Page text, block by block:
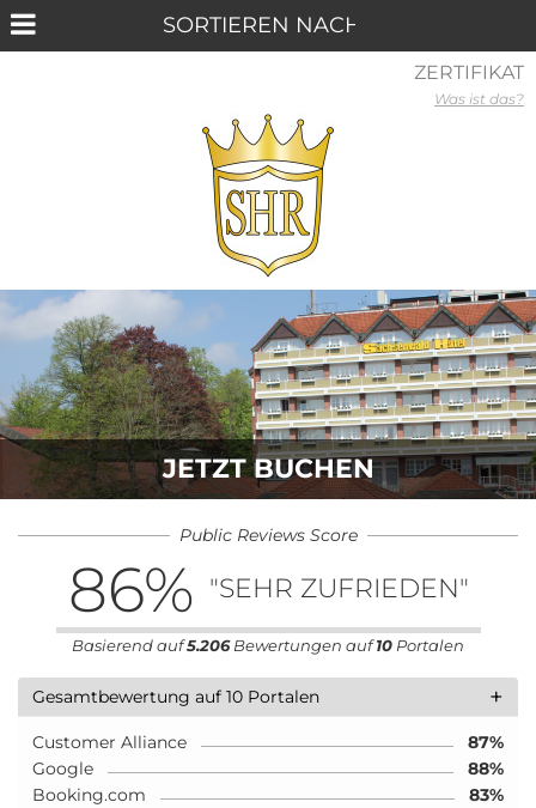
JETZT BUCHEN
Public Reviews Score
86% "SEHR ZUFRIEDEN"
Basierend auf5.206Bewertungen auf10 Portalen
+
Gesamtbewertung auf 10 Portalen
Customer Alliance
87%
Google
88%
Booking.com
83%
ZERTIFIKAT
Was ist das?